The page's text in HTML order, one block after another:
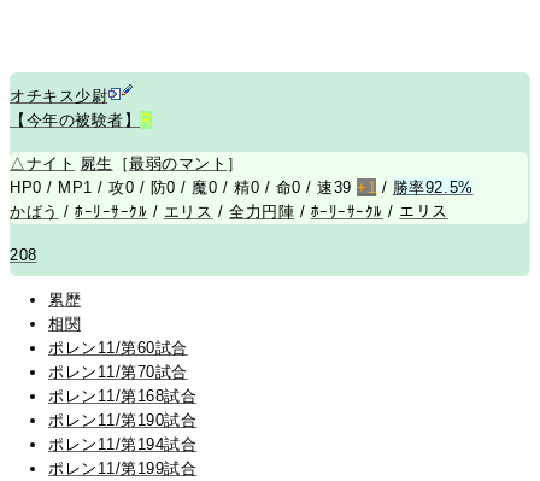
オチキス少尉
【今年の被験者】
R
△ナイト 屍生 ［最弱のマント ］
HP0 / MP1 / 攻0 / 防0 / 魔0 / 精0 / 命0 / 速39+1 / 勝率92.5%
かばう /ﾎｰﾘｰｻｰｸﾙ / エリス / 全力円陣 / ﾎｰﾘｰｻｰｸﾙ / エリス
208
累歴
相関
ポレン11/第60試合
ポレン11/第70試合
ポレン11/第168試合
ポレン11/第190試合
ポレン11/第194試合
ポレン11/第199試合